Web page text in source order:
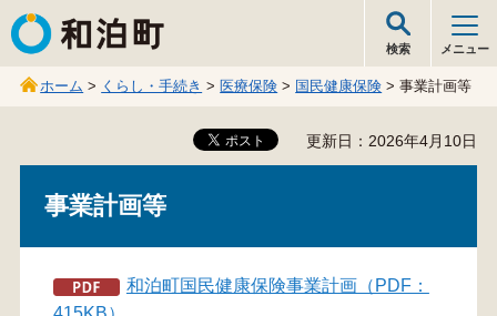
和泊町
検索 メニュー
ホーム > くらし・手続き > 医療保険 > 国民健康保険 > 事業計画等
更新日：2026年4月10日
事業計画等
和泊町国民健康保険事業計画（PDF：